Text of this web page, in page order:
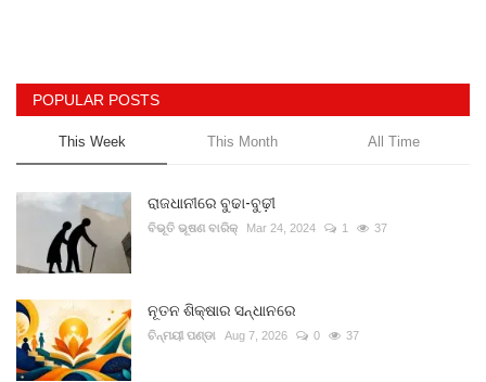
POPULAR POSTS
This Week This Month All Time
ରାଜଧାନୀରେ ବୁଢା-ବୁଢ଼ୀ
ବିଭୂତି ଭୂଷଣ ବାରିକ୍ Mar 24, 2024 1 37
ନୂତନ ଶିକ୍ଷାର ସନ୍ଧାନରେ
ଚିନ୍ମୟୀ ପଣ୍ଡା Aug 7, 2026 0 37